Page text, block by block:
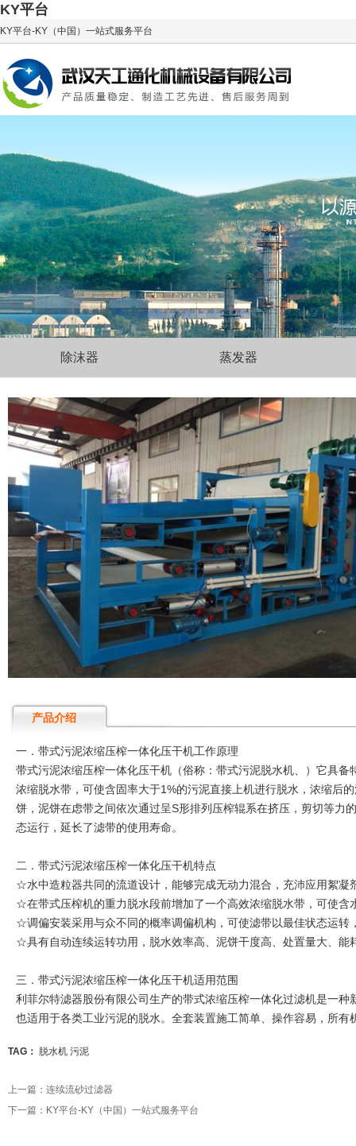
KY平台
KY平台-KY（中国）一站式服务平台
除沫器 蒸发器
产品介绍
一．带式污泥浓缩压榨一体化压干机工作原理
带式污泥浓缩压榨一体化压干机（俗称：带式污泥脱水机、）它具
浓缩脱水带，可使含固率大于1%的污泥直接上机进行脱水，浓缩后
饼，泥饼在虑带之间依次通过呈S形排列压榨辊系在挤压，剪切等力
态运行，延长了滤带的使用寿命。
二．带式污泥浓缩压榨一体化压干机特点
☆水中造粒器共同的流道设计，能够完成无动力混合，充沛应用絮
☆在带式压榨机的重力脱水段前增加了一个高效浓缩脱水带，可使含
☆调偏安装采用与众不同的概率调偏机构，可使滤带以最佳状态运转
☆具有自动连续运转功用，脱水效率高、泥饼干度高、处置量大、能
三．带式污泥浓缩压榨一体化压干机适用范围
利菲尔特滤器股份有限公司生产的带式浓缩压榨一体化过滤机是一
也适用于各类工业污泥的脱水。全套装置施工简单、操作容易，所有
TAG： 脱水机 污泥
上一篇： 连续流砂过滤器
下一篇： KY平台-KY（中国）一站式服务平台